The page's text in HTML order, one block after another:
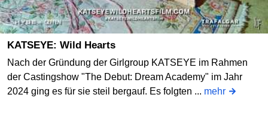
KATSEYE: Wild Hearts
Nach der Gründung der Girlgroup KATSEYE im Rahmen
der Castingshow "The Debut: Dream Academy" im Jahr
2024 ging es für sie steil bergauf. Es folgten ... mehr